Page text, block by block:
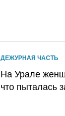
ДЕЖУРНАЯ ЧАСТЬ
На Урале
что пыталась